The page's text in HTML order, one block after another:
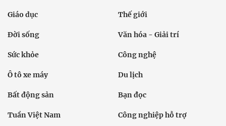
Giáo dục Thế giới
Đời sống Văn hóa - Giải trí
Sức khỏe Công nghệ
Ô tô xe máy Du lịch
Bất động sản Bạn đọc
Tuần Việt Nam Công nghiệp hỗ trợ